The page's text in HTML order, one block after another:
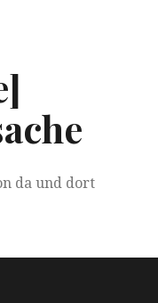
da und dort